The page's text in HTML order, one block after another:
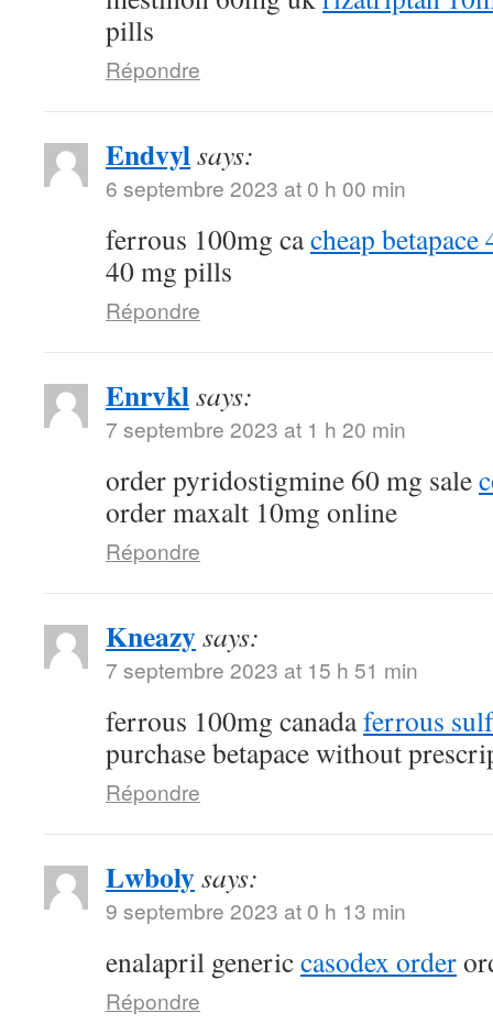
pills
Répondre
Endvylsays:
6 septembre 2023 at 0 h 00 min
ferrous 100mg cacheap betapace
40 mg pills
Répondre
Enrvklsays:
7 septembre 2023 at 1 h 20 min
order pyridostigmine 60 mg sale
order maxalt 10mg online
Répondre
Kneazysays:
7 septembre 2023 at 15 h 51 min
ferrous 100mg canadaferrous
purchase betapace without
Répondre
Lwbolysays:
9 septembre 2023 at 0 h 13 min
enalapril genericcasodex order
Répondre